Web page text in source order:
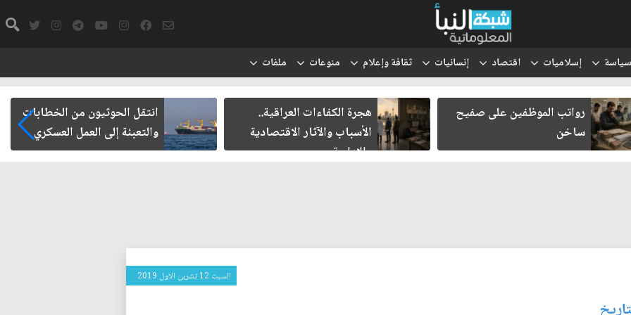
سياسة إسلاميات اقتصاد إنسانيات ثقافة وإعلام منوعات ملفات
رواتب الموظفين على صفيح
ساخن
هجرة الكفاءات العراقية..
الأسباب والآثار الاقتصادية
والإدارية
انتقل الحوثيون من الخطابات
والتعبئة إلى العمل العسكري
السبت 12 تشرين الاول 2019